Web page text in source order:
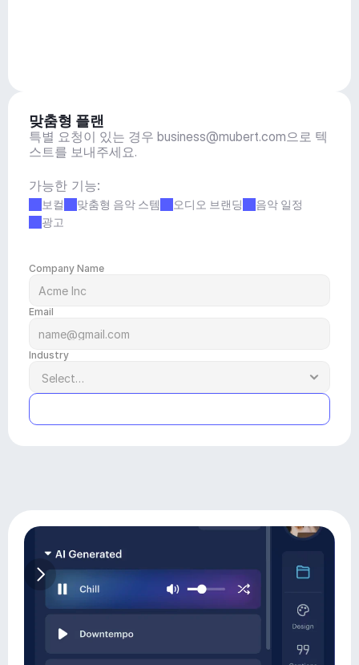
맞춤형 플랜
특별 요청이 있는 경우 business@mubert.com으로 텍
스트를 보내주세요.
가능한 기능:
보컬 맞춤형 음악 스템 오디오 브랜딩
음악 일정
광고
Company Name
Email
Industry